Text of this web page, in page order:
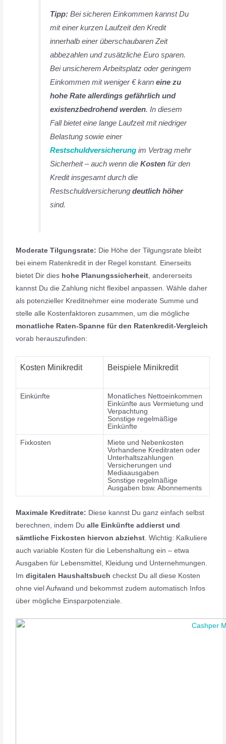
Tipp: Bei sicheren Einkommen kannst Du
mit einer kurzen Laufzeit den Kredit
innerhalb einer überschaubaren Zeit
abbezahlen und zusätzliche Euro sparen.
Bei unsicherem Arbeitsplatz oder geringem
Einkommen mit weniger € kanneine zu
hohe Rate allerdings gefährlich und
existenzbedrohend werden. In diesem
Fall bietet eine lange Laufzeit mit niedriger
Belastung sowie einer
Restschuldversicherung im Vertrag mehr
Sicherheit – auch wenn dieKosten für den
Kredit insgesamt durch die
Restschuldversicherungdeutlich höher
sind.
Moderate Tilgungsrate: Die Höhe der Tilgungsrate bleibt
bei einem Ratenkredit in der Regel konstant. Einerseits
bietet Dir dies hohe Planungssicherheit , andererseits
kannst Du die Zahlung nicht flexibel anpassen. Wähle daher
als potenzieller Kreditnehmer eine moderate Summe und
stelle alle Kostenfaktoren zusammen, um die mögliche
monatliche Raten-Spanne für den Ratenkredit-Vergleich
vorab herauszufinden:
Kosten Minikredit Beispiele Minikredit
Einkünfte
Monatliches Nettoeinkommen
Einkünfte aus Vermietung und
Verpachtung
Sonstige regelmäßige
Einkünfte
Fixkosten
Miete und Nebenkosten
Vorhandene Kreditraten oder
Unterhaltszahlungen
Versicherungen und
Mediaausgaben
Sonstige regelmäßige
Ausgaben bsw. Abonnements
Maximale Kreditrate: Diese kannst Du ganz einfach selbst
berechnen, indem Dualle Einkünfte addierst und
sämtliche Fixkosten hiervon abziehst. Wichtig: Kalkuliere
auch variable Kosten für die Lebenshaltung ein – etwa
Ausgaben für Lebensmittel, Kleidung und Unternehmungen.
Imdigitalen Haushaltsbuch checkst Du all diese Kosten
ohne viel Aufwand und bekommst zudem automatisch Infos
über mögliche Einsparpotenziale.